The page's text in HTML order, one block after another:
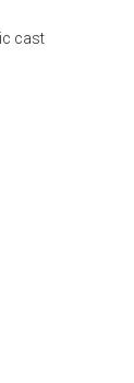
cast